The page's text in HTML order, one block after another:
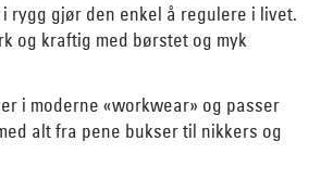
rygg gjør den enkel å regulere i livet.
og kraftig med børstet og myk
i moderne «workwear» og passer
alt fra pene bukser til nikkers og